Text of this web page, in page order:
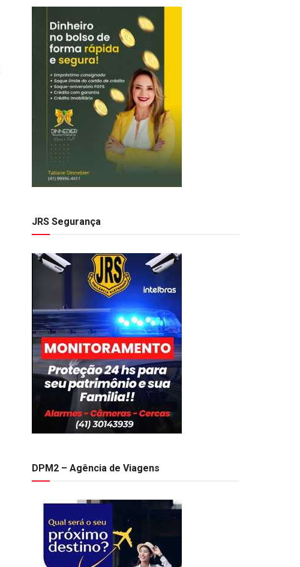
JRS Segurança
DPM2 – Agência de Viagens